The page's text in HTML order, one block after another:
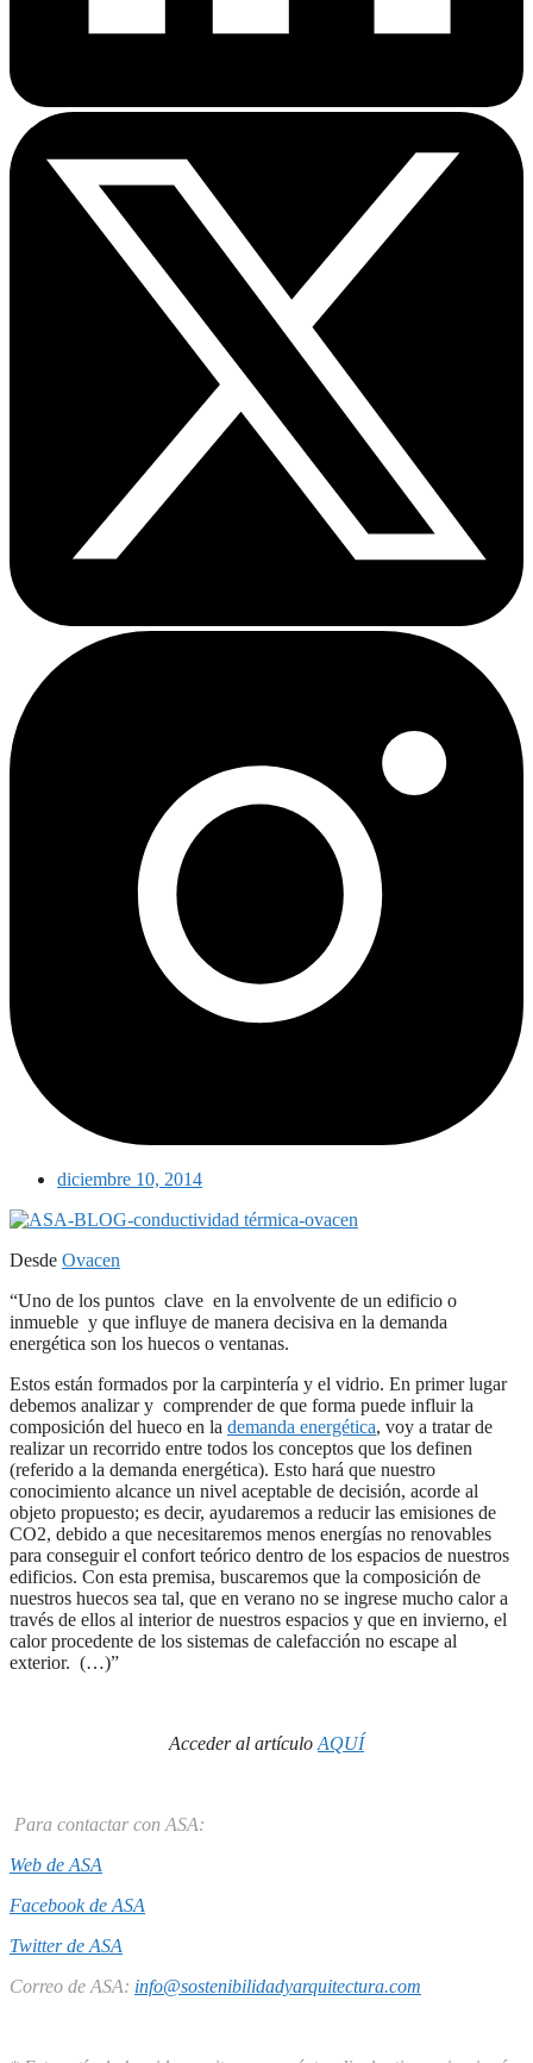
diciembre 10, 2014
Desde Ovacen
“Uno de los puntos clave en la envolvente de un edificio o
inmueble y que influye de manera decisiva en la demanda
energética son los huecos o ventanas.
Estos están formados por la carpintería y el vidrio. En primer lugar
debemos analizar y comprender de que forma puede influir la
composición del hueco en la demanda energética, voy a tratar de
realizar un recorrido entre todos los conceptos que los definen
(referido a la demanda energética). Esto hará que nuestro
conocimiento alcance un nivel aceptable de decisión, acorde al
objeto propuesto; es decir, ayudaremos a reducir las emisiones de
CO2, debido a que necesitaremos menos energías no renovables
para conseguir el confort teórico dentro de los espacios de nuestros
edificios. Con esta premisa, buscaremos que la composición de
nuestros huecos sea tal, que en verano no se ingrese mucho calor a
través de ellos al interior de nuestros espacios y que en invierno, el
calor procedente de los sistemas de calefacción no escape al
exterior. (…)”
Acceder al artículo AQUÍ
Para contactar con ASA:
Web de ASA
Facebook de ASA
Twitter de ASA
Correo de ASA: info@sostenibilidadyarquitectura.com